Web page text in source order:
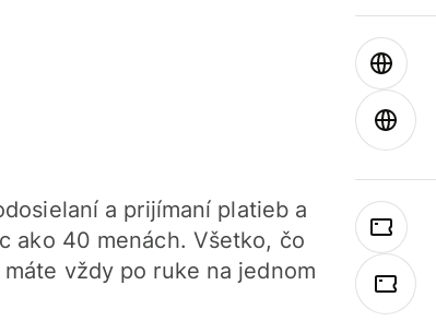
a prijímaní platieb a
ako 40 menách. Všetko, čo
vždy po ruke na jednom